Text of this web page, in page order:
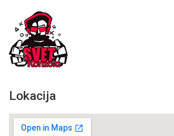
Lokacija